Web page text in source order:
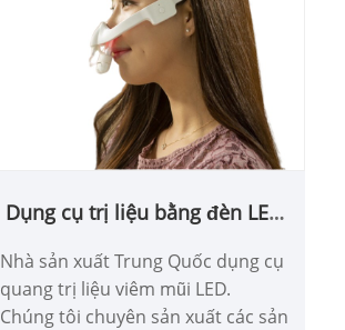
Dụng cụ trị liệu bằng đèn LED
Nhà sản xuất Trung Quốc dụng cụ
quang trị liệu viêm mũi LED.
Chúng tôi chuyên sản xuất các sản